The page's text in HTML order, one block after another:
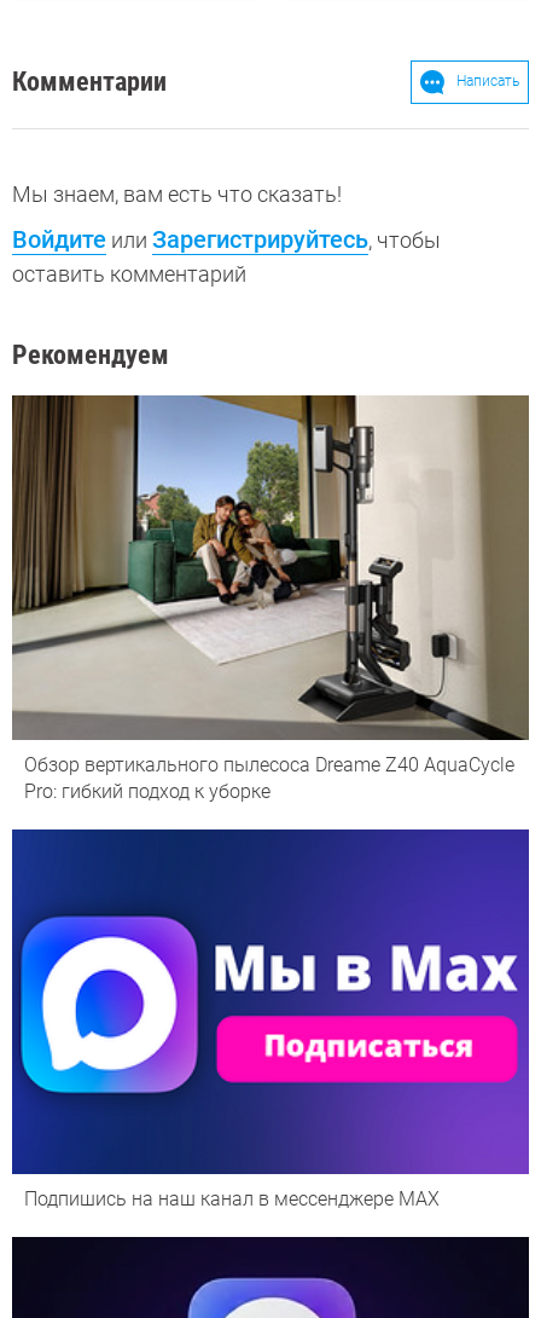
Комментарии Написать
Мы знаем, вам есть что сказать!
Войдите или Зарегистрируйтесь, чтобы
оставить комментарий
Рекомендуем
Обзор вертикального пылесоса Dreame Z40 AquaCycle
Pro: гибкий подход к уборке
Подпишись на наш канал в мессенджере МАХ